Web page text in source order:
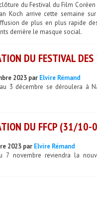
du Festival du Film
Koch arrive cette semaine
de plus en plus rapide
derrière le masque social.
DU FESTIVAL
2023 par Elvire Rémand
3 décembre se déroulera à
DU FFCP (31/
2023 par Elvire Rémand
7 novembre reviendra la